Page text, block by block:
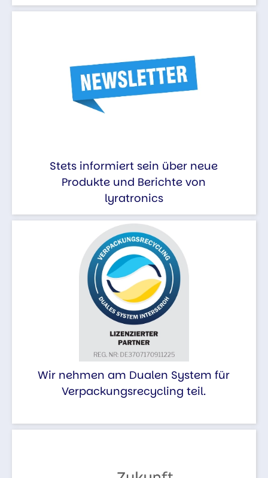
Stets informiert sein über neue
Produkte und Berichte von
lyratronics
Wir nehmen am Dualen System für
Verpackungsrecycling teil.